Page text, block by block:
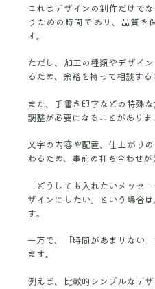
これはデザインの制作だけで
うための時間であり、品質を
す。
ただし、加工の種類やデザイ
るため、余裕を持って相談する
また、手書き印字などの特殊
調整が必要になることがありま
文字の内容や配置、仕上がり
わるため、事前の打ち合わせが
「どうしても入れたいメッセ
ザインにしたい」という場合
す。
一方で、「時間があまりない
ます。
例えば、比較的シンプルなデ